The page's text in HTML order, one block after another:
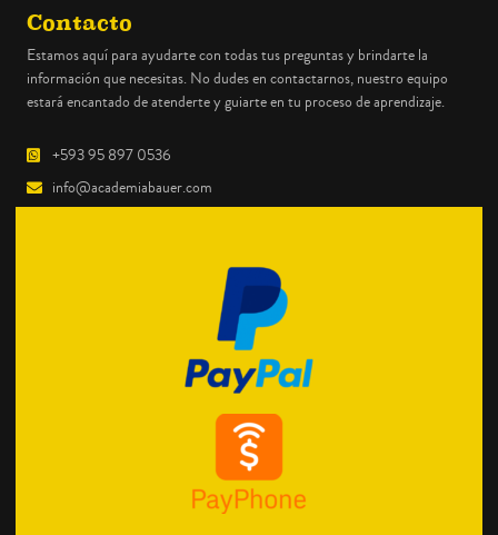
Contacto
Estamos aquí para ayudarte con todas tus preguntas y brindarte la
información que necesitas. No dudes en contactarnos, nuestro equipo
estará encantado de atenderte y guiarte en tu proceso de aprendizaje.
+593 95 897 0536
info@academiabauer.com